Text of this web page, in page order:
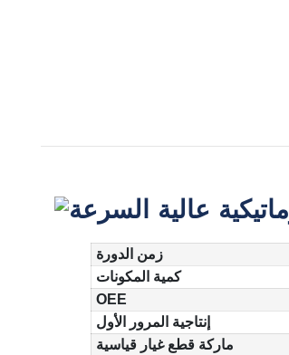
زمن الدورة
كمية المكونات
OEE
إنتاجية المرور الأول
ماركة قطع غيار قياسية